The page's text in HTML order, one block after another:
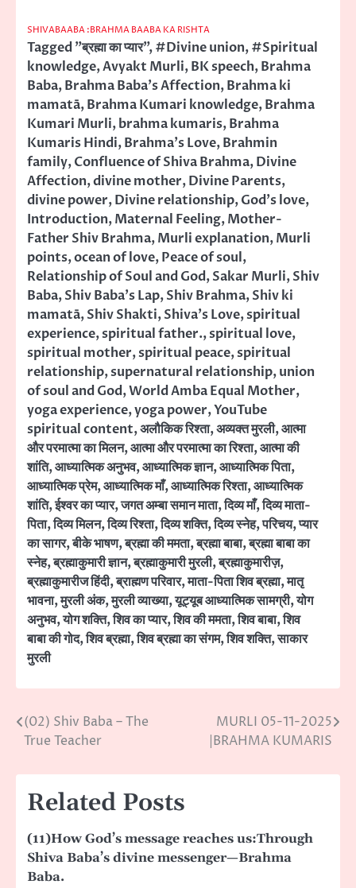
SHIVABAABA :BRAHMA BAABA KA RISHTA
Tagged"ब्रह्मा का प्यार",#Divine union,#Spiritual
knowledge,Avyakt Murli,BK speech,Brahma
Baba,Brahma Baba's Affection,Brahma ki
mamatā,Brahma Kumari knowledge,Brahma
Kumari Murli,brahma kumaris,Brahma
Kumaris Hindi,Brahma's Love,Brahmin
family,Confluence of Shiva Brahma,Divine
Affection,divine mother,Divine Parents,
divine power,Divine relationship,God's love,
Introduction,Maternal Feeling,Mother-
Father Shiv Brahma,Murli explanation,Murli
points,ocean of love,Peace of soul,
Relationship of Soul and God,Sakar Murli,Shiv
Baba,Shiv Baba's Lap,Shiv Brahma,Shiv ki
mamatā,Shiv Shakti,Shiva's Love,spiritual
experience,spiritual father.,spiritual love,
spiritual mother,spiritual peace,spiritual
relationship,supernatural relationship,union
of soul and God,World Amba Equal Mother,
yoga experience,yoga power,YouTube
spiritual content,अलौकिक रिश्ता,अव्यक्त मुरली,आत्मा
और परमात्मा का मिलन,आत्मा और परमात्मा का रिश्ता,आत्मा की
शांति,आध्यात्मिक अनुभव,आध्यात्मिक ज्ञान,आध्यात्मिक पिता,
आध्यात्मिक प्रेम,आध्यात्मिक माँ,आध्यात्मिक रिश्ता,आध्यात्मिक
शांति,ईश्वर का प्यार,जगत अम्बा समान माता,दिव्य माँ,दिव्य माता-
पिता,दिव्य मिलन,दिव्य रिश्ता,दिव्य शक्ति,दिव्य स्नेह,परिचय,प्यार
का सागर,बीके भाषण,ब्रह्मा की ममता,ब्रह्मा बाबा,ब्रह्मा बाबा का
स्नेह,ब्रह्माकुमारी ज्ञान,ब्रह्माकुमारी मुरली,ब्रह्माकुमारीज़,
ब्रह्माकुमारीज हिंदी,ब्राह्मण परिवार,माता-पिता शिव ब्रह्मा,मातृ
भावना,मुरली अंक,मुरली व्याख्या,यूट्यूब आध्यात्मिक सामग्री,योग
अनुभव,योग शक्ति,शिव का प्यार,शिव की ममता,शिव बाबा,शिव
बाबा की गोद,शिव ब्रह्मा,शिव ब्रह्मा का संगम,शिव शक्ति,साकार
मुरली
Post
(02) Shiv Baba – The
True Teacher
MURLI 05-11-2025
|BRAHMA KUMARIS
Related Posts
(11)How God’s message reaches us:Through
Shiva Baba’s divine messenger—Brahma
Baba.